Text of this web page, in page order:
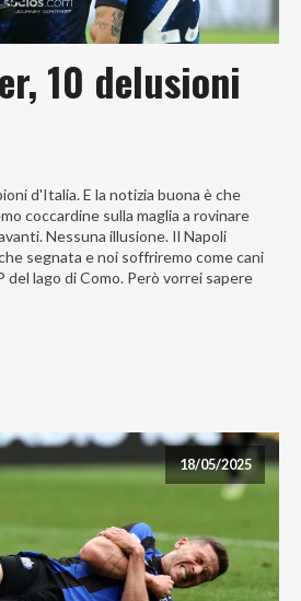
10 delusioni
d'Italia. E la notizia buona è che
coccardine sulla maglia a rovinare
Nessuna illusione. Il Napoli
segnata e noi soffriremo come cani
del lago di Como. Però vorrei sapere
18/05/2025